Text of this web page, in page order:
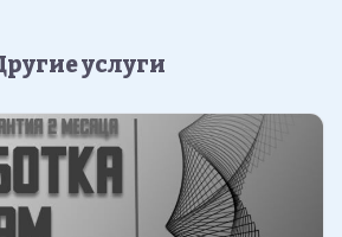
услуги